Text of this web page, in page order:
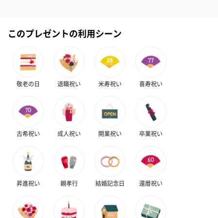
このプレゼントの利用シーン
敬老の日 退職祝い 米寿祝い 喜寿祝い
古希祝い 成人祝い 開業祝い 卒業祝い
昇進祝い 親孝行 結婚記念日 還暦祝い